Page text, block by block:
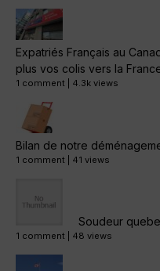
Expatriés Français au
plus vos colis vers la
1 comment 4.3k views
Bilan de notre
1 comment 41 views
Soudeur
1 comment 48 views